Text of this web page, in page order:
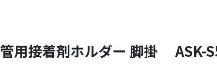
用接着剤ホルダー 脚掛 ASK-